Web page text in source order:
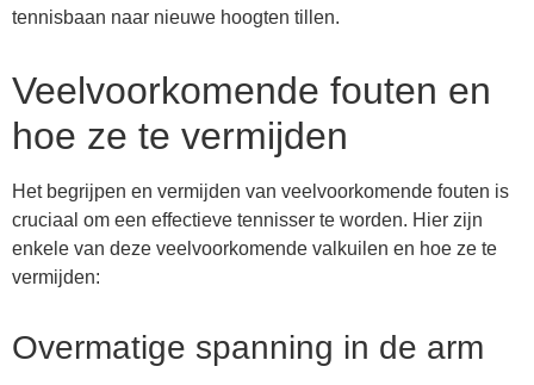
tennisbaan naar nieuwe hoogten tillen.
Veelvoorkomende fouten en
hoe ze te vermijden
Het begrijpen en vermijden van veelvoorkomende fouten is
cruciaal om een effectieve tennisser te worden. Hier zijn
enkele van deze veelvoorkomende valkuilen en hoe ze te
vermijden:
Overmatige spanning in de arm